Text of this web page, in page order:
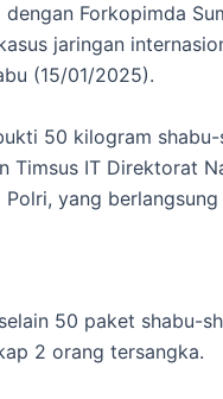
dengan Forkopimda
jaringan
(15/01/2025).
50 kilogram
Timsus IT Direktorat
Polri, yang
50 paket shabu-
2 orang tersangka.